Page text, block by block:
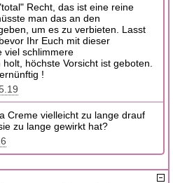
Recht, das ist eine reine
man das an den
um es zu verbieten. Lasst
Ihr Euch mit dieser
viel schlimmere
höchste Vorsicht ist geboten.
!
Creme vielleicht zu lange drauf
zu lange gewirkt hat?